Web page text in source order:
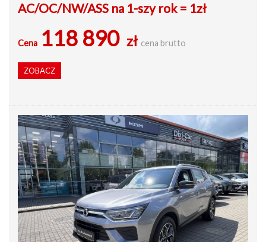
AC/OC/NW/ASS na 1-szy rok = 1zł
Cena 118 890 zł cena brutto
ZOBACZ